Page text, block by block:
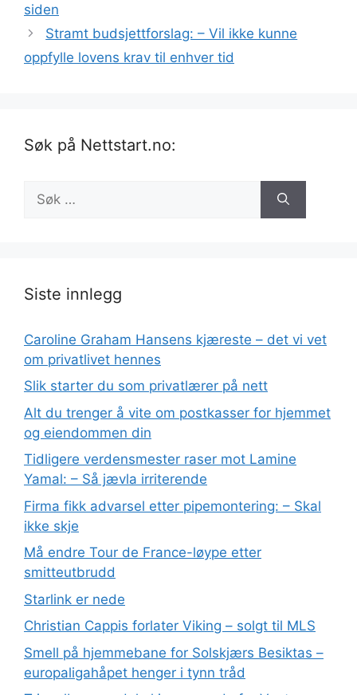
siden
Stramt budsjettforslag: – Vil ikke kunne
oppfylle lovens krav til enhver tid
Søk på Nettstart.no:
etter:
Siste innlegg
Caroline Graham Hansens kjæreste – det vi vet
om privatlivet hennes
Slik starter du som privatlærer på nett
Alt du trenger å vite om postkasser for hjemmet
og eiendommen din
Tidligere verdensmester raser mot Lamine
Yamal: – Så jævla irriterende
Firma fikk advarsel etter pipemontering: – Skal
ikke skje
Må endre Tour de France-løype etter
smitteutbrudd
Starlink er nede
Christian Cappis forlater Viking – solgt til MLS
Smell på hjemmebane for Solskjærs Besiktas –
europaligahåpet henger i tynn tråd